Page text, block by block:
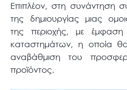
Επιπλέον, στη συνάντηση
της δημιουργίας μιας
της περιοχής, με
καταστημάτων, η οποία
αναβάθμιση του
προϊόντος.